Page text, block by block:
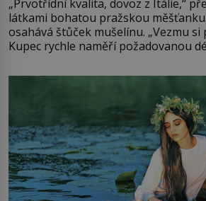
„Prvotřídní kvalita, dovoz z Itálie,“
látkami bohatou pražskou
osahává štůček mušelínu. „Vezmu
Kupec rychle naměří požadovanou
milostpaní. Stačí jenom na sukni,“
množství růžového mušelínu. „Ošidili